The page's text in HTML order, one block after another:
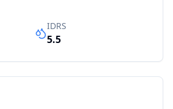
IDRS
5.5